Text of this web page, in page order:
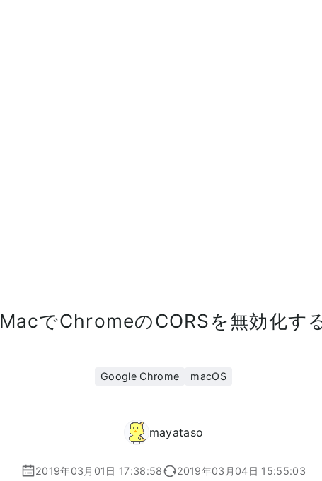
MacでChromeのCORSを無効化す
Google Chrome macOS
mayataso
2019年03月01日 17:38:58 2019年03月04日 15:55:03